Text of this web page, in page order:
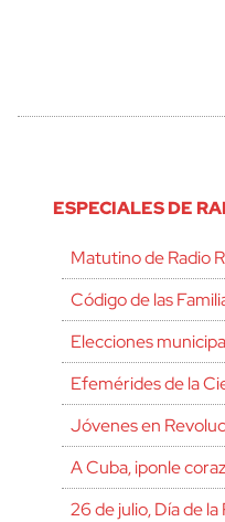
ESPECIALES DE
Matutino de Radio
Código de las
Elecciones
Efemérides de la
Jóvenes en
A Cuba, ¡ponle
26 de julio, Día de